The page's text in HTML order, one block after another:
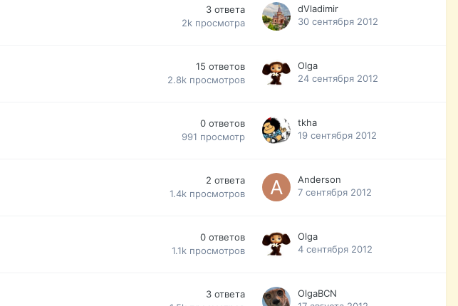
3 ответа
2k просмотра
dVladimir
30 сентября 2012
15 ответов
2.8k просмотров
Olga
24 сентября 2012
0 ответов
991 просмотр
tkha
19 сентября 2012
2 ответа
1.4k просмотров
Anderson
7 сентября 2012
0 ответов
1.1k просмотров
Olga
4 сентября 2012
3 ответа
OlgaBCN